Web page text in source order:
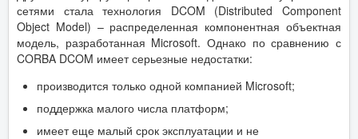
сетями стала технология DCOM (Distributed Component
Object Model) – распределенная компонентная объектная
модель, разработанная Microsoft. Однако по сравнению с
CORBA DCOM имеет серьезные недостатки:
производится только одной компанией Microsoft;
поддержка малого числа платформ;
имеет еще малый срок эксплуатации и не